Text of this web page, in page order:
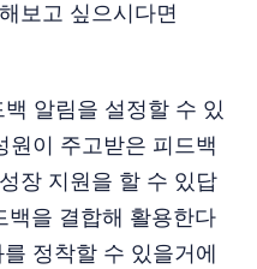
보고 싶으시다면
알림을 설정할 수 있
원이 주고받은 피드백
장 지원을 할 수 있답
백을 결합해 활용한다
정착할 수 있을거에